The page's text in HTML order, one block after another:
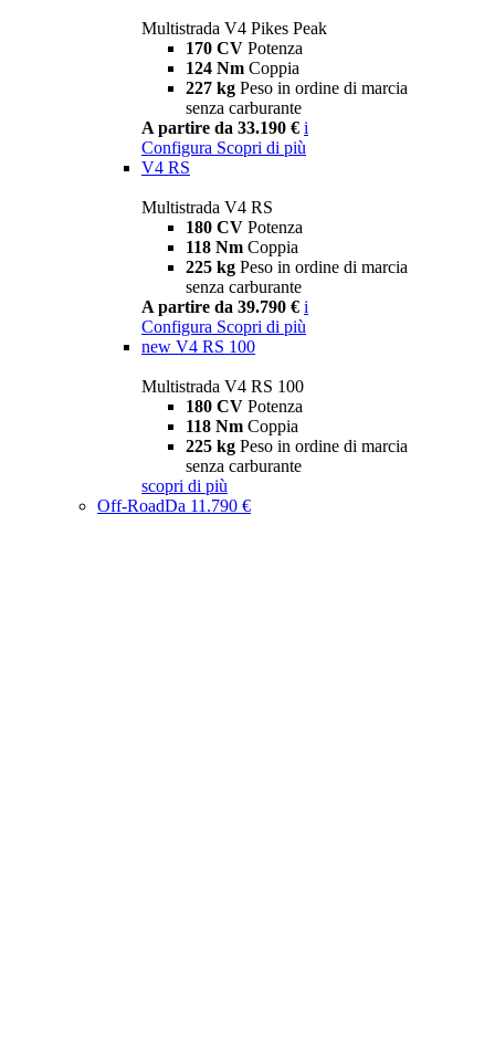
Multistrada V4 Pikes Peak
170 CV Potenza
124 Nm Coppia
227 kg Peso in ordine di marcia
senza carburante
A partire da 33.190 € i
Configura Scopri di più
V4 RS
Multistrada V4 RS
180 CV Potenza
118 Nm Coppia
225 kg Peso in ordine di marcia
senza carburante
A partire da 39.790 € i
Configura Scopri di più
new V4 RS 100
Multistrada V4 RS 100
180 CV Potenza
118 Nm Coppia
225 kg Peso in ordine di marcia
senza carburante
scopri di più
Off-RoadDa 11.790 €